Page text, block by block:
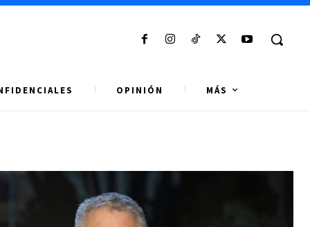
OPINIÓN MÁS